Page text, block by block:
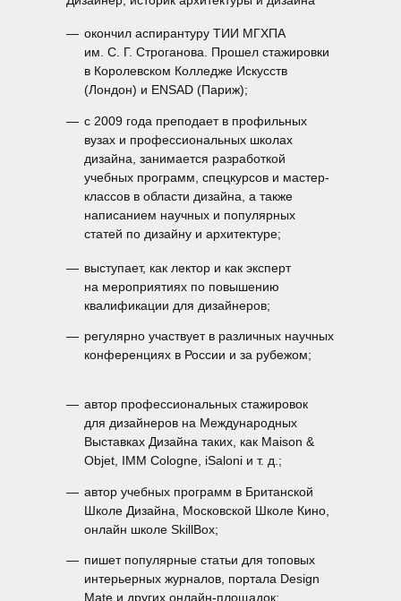
c 2009 года преподает в профильных
вузах и профессиональных школах
дизайна, занимается разработкой
учебных программ, спецкурсов и мастер-
классов в области дизайна, а также
написанием научных и популярных
статей по дизайну и архитектуре;
выступает, как лектор и как эксперт
на мероприятиях по повышению
квалификации для дизайнеров;
регулярно участвует в различных научных
конференциях в России и за рубежом;
автор профессиональных стажировок
для дизайнеров на Международных
Выставках Дизайна таких, как Maison &
Objet, IMM Cologne, iSaloni и т. д.;
автор учебных программ в Британской
Школе Дизайна, Московской Школе Кино,
онлайн школе SkillBox;
пишет популярные статьи для топовых
интерьерных журналов, портала Design
Mate и других онлайн-площадок;
окончил аспирантуру ТИИ МГХПА
им. С. Г. Строганова. Прошел стажировки
в Королевском Колледже Искусств
(Лондон) и ENSAD (Париж);
—
—
—
—
—
—
—